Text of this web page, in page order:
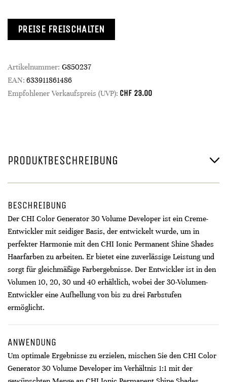
PREISE FREISCHALTEN
Artikelnummer: G850237
EAN: 633911861486
Empfohlener Verkaufspreis (UVP): CHF 23.00
PRODUKTBESCHREIBUNG
BESCHREIBUNG
Der CHI Color Generator 30 Volume Developer ist ein Creme-
Entwickler mit seidiger Basis, der entwickelt wurde, um in
perfekter Harmonie mit den CHI Ionic Permanent Shine Shades
Haarfarben zu arbeiten. Er bietet eine zuverlässige Leistung und
sorgt für gleichmäßige Farbergebnisse. Der Entwickler ist in den
Volumen 10, 20, 30 und 40 erhältlich, wobei der 30-Volumen-
Entwickler eine Aufhellung von bis zu drei Farbstufen
ermöglicht.
ANWENDUNG
Um optimale Ergebnisse zu erzielen, mischen Sie den CHI Color
Generator 30 Volume Developer im Verhältnis 1:1 mit der